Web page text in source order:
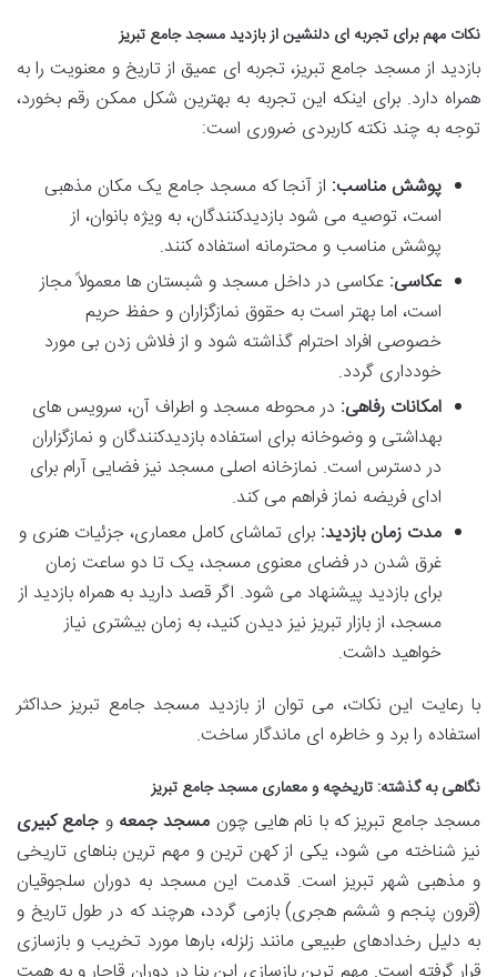
نکات مهم برای تجربه ای دلنشین از بازدید مسجد جامع تبریز
بازدید از مسجد جامع تبریز، تجربه ای عمیق از تاریخ و معنویت را به
همراه دارد. برای اینکه این تجربه به بهترین شکل ممکن رقم بخورد،
توجه به چند نکته کاربردی ضروری است:
پوشش مناسب: از آنجا که مسجد جامع یک مکان مذهبی
است، توصیه می شود بازدیدکنندگان، به ویژه بانوان، از
پوشش مناسب و محترمانه استفاده کنند.
عکاسی: عکاسی در داخل مسجد و شبستان ها معمولاً مجاز
است، اما بهتر است به حقوق نمازگزاران و حفظ حریم
خصوصی افراد احترام گذاشته شود و از فلاش زدن بی مورد
خودداری گردد.
امکانات رفاهی: در محوطه مسجد و اطراف آن، سرویس های
بهداشتی و وضوخانه برای استفاده بازدیدکنندگان و نمازگزاران
در دسترس است. نمازخانه اصلی مسجد نیز فضایی آرام برای
ادای فریضه نماز فراهم می کند.
مدت زمان بازدید: برای تماشای کامل معماری، جزئیات هنری و
غرق شدن در فضای معنوی مسجد، یک تا دو ساعت زمان
برای بازدید پیشنهاد می شود. اگر قصد دارید به همراه بازدید از
مسجد، از بازار تبریز نیز دیدن کنید، به زمان بیشتری نیاز
خواهید داشت.
با رعایت این نکات، می توان از بازدید مسجد جامع تبریز حداکثر
استفاده را برد و خاطره ای ماندگار ساخت.
نگاهی به گذشته: تاریخچه و معماری مسجد جامع تبریز
مسجد جامع تبریز که با نام هایی چون مسجد جمعه و جامع کبیری
نیز شناخته می شود، یکی از کهن ترین و مهم ترین بناهای تاریخی
و مذهبی شهر تبریز است. قدمت این مسجد به دوران سلجوقیان
(قرون پنجم و ششم هجری) بازمی گردد، هرچند که در طول تاریخ و
به دلیل رخدادهای طبیعی مانند زلزله، بارها مورد تخریب و بازسازی